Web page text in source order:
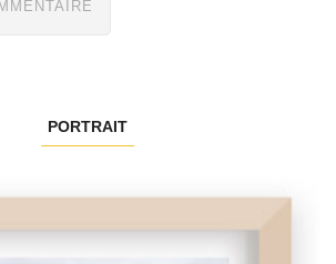
PORTRAIT